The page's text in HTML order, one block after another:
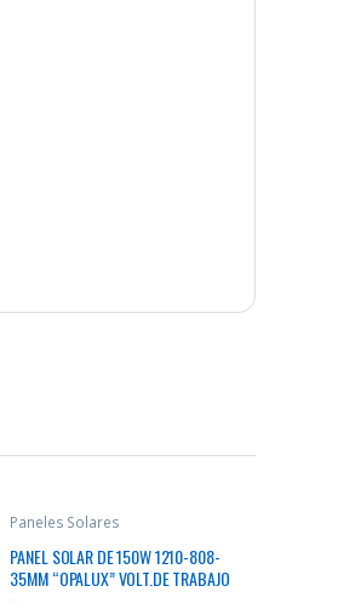
Paneles Solares
PANEL SOLAR DE 150W 1210-808-
35MM “OPALUX” VOLT.DE TRABAJO